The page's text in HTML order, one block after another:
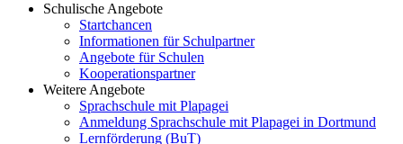
Schulische Angebote
Startchancen
Informationen für Schulpartner
Angebote für Schulen
Kooperationspartner
Weitere Angebote
Sprachschule mit Plapagei
Anmeldung Sprachschule mit Plapagei in Dortmund
Lernförderung (BuT)